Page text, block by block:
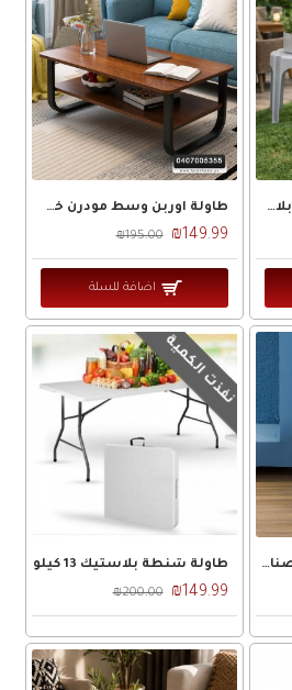
اسكملة / مقعد / طربيزة بلاستيك مربعة سادة الوان طاولة أوربن وسط مودرن خشب مع ارجل معدن
₪149.99
₪195.00
اضافة للسلة
مقعد ديكور / بفة قماش صنارة صوف هندي 4 ارجل خشبية مقاس 50 × 30 سم
نفذت الكمية
طاولة شنطة بلاستيك 13 كيلو
₪149.99
₪200.00